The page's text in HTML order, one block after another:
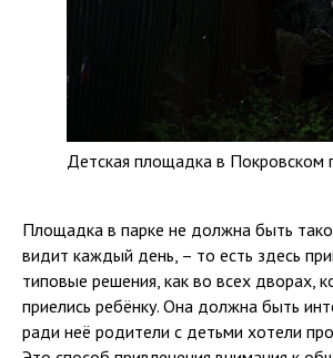
Детская площадка в Покровском
Площадка в парке не должна быть
видит каждый день, – то есть здесь
типовые решения, как во всех дворах,
приелись ребёнку. Она должна быть
ради неё родители с детьми хотели